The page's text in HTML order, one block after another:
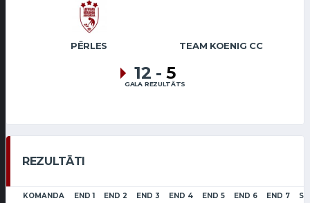
PĒRLES TEAM KOENIG CC
12 - 5
GALA REZULTĀTS
REZULTĀTI
KOMANDA END 1 END 2 END 3 END 4 END 5 END 6 END 7